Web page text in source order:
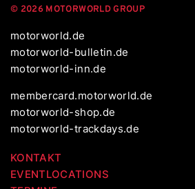
© 2026 MOTORWORLD GROUP
motorworld.de
motorworld-bulletin.de
motorworld-inn.de
membercard.motorworld.de
motorworld-shop.de
motorworld-trackdays.de
KONTAKT
EVENTLOCATIONS